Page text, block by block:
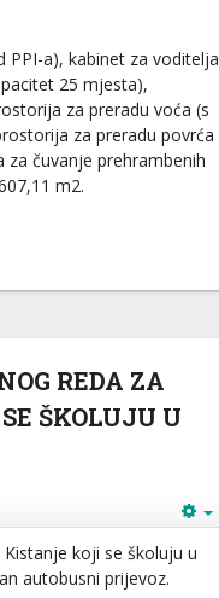
PPI-a), kabinet za voditelja
25 mjesta),
za preradu voća (s
za preradu povrća
čuvanje prehrambenih
m2.
REDA ZA
ŠKOLUJU U
koji se školuju u
autobusni prijevoz.